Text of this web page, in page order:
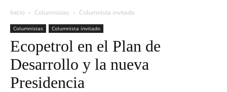
Inicio Columnistas Columnista invitado
Columnistas Columnista invitado
Ecopetrol en el Plan de
Desarrollo y la nueva
Presidencia